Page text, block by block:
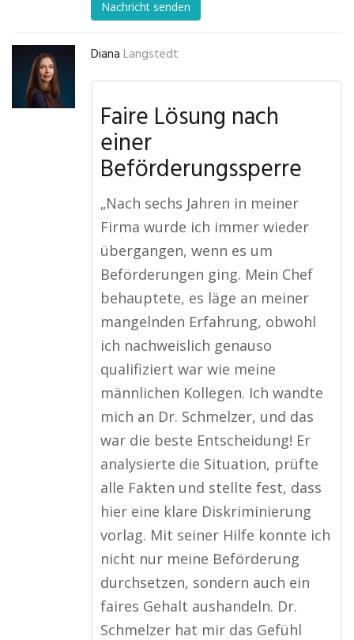
Nachricht senden
Diana Langstedt
Faire Lösung nach
einer
Beförderungssperre
„Nach sechs Jahren in meiner
Firma wurde ich immer wieder
übergangen, wenn es um
Beförderungen ging. Mein Chef
behauptete, es läge an meiner
mangelnden Erfahrung, obwohl
ich nachweislich genauso
qualifiziert war wie meine
männlichen Kollegen. Ich wandte
mich an Dr. Schmelzer, und das
war die beste Entscheidung! Er
analysierte die Situation, prüfte
alle Fakten und stellte fest, dass
hier eine klare Diskriminierung
vorlag. Mit seiner Hilfe konnte ich
nicht nur meine Beförderung
durchsetzen, sondern auch ein
faires Gehalt aushandeln. Dr.
Schmelzer hat mir das Gefühl